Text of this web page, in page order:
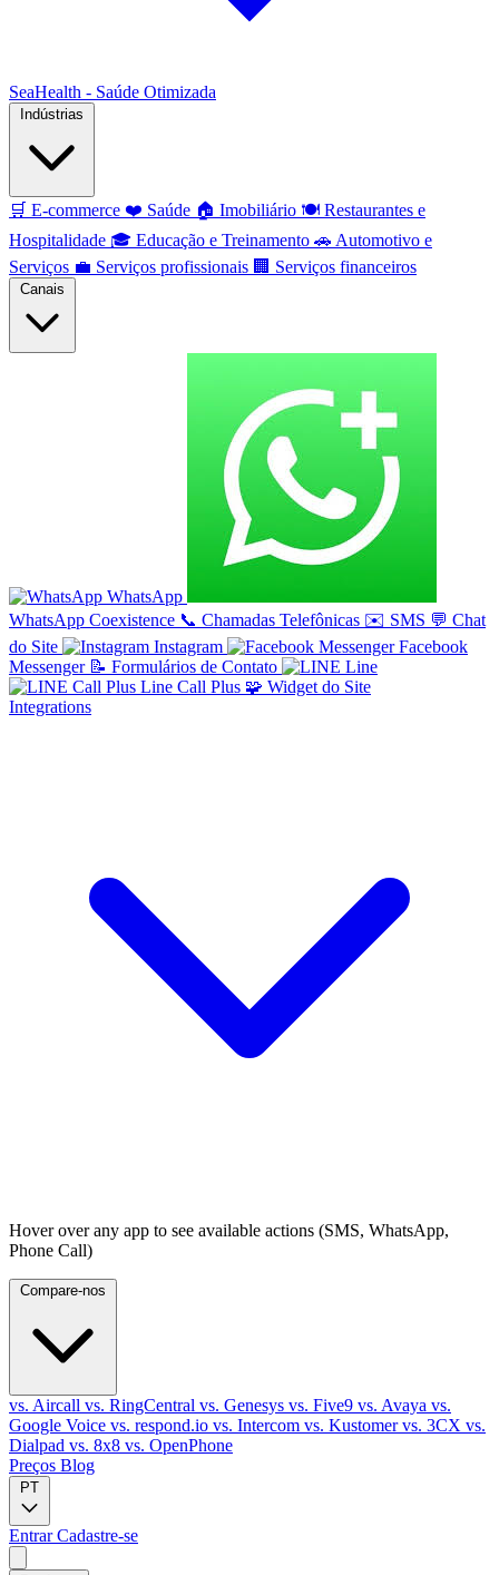
SeaHealth - Saúde Otimizada
🛒 E-commerce ❤️ Saúde 🏠 Imobiliário 🍽️ Restaurantes e
Hospitalidade 🎓 Educação e Treinamento 🚗 Automotivo e
Serviços 💼 Serviços profissionais 🏢 Serviços financeiros
WhatsApp
WhatsApp Coexistence 📞 Chamadas Telefônicas ✉️ SMS 💬 Chat
do Site
Instagram
Facebook
Messenger 📝 Formulários de Contato
Line
Line Call Plus 🧩 Widget do Site
Integrations
Hover over any app to see available actions (SMS, WhatsApp,
Phone Call)
vs. Aircall vs. RingCentral vs. Genesys vs. Five9 vs. Avaya vs.
Google Voice vs. respond.io vs. Intercom vs. Kustomervs. 3CX vs.
Dialpad vs. 8x8 vs. OpenPhone
Preços Blog
PT
EntrarCadastre-se